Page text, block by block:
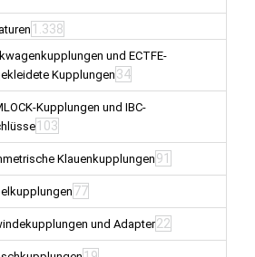
1.338
und ECTFE-
Kupplungen 34
Kupplungen und IBC-
103
Klauenkupplungen 91
77
und Adapter22